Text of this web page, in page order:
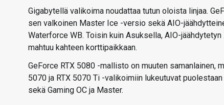
Gigabytellä valikoima noudattaa tutun oloista linjaa.
sen valkoinen Master Ice -versio sekä AIO-
Waterforce WB. Toisin kuin Asuksella, AIO-
mahtuu kahteen korttipaikkaan.
GeForce RTX 5080 -mallisto on muuten samanlainen,
5070 ja RTX 5070 Ti -valikoimiin lukeutuvat
sekä Gaming OC ja Master.